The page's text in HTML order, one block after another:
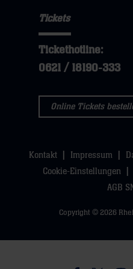
sie
dann
hier
öffnen,
dann
klicken
sie
Tickets
Tickethotline:
0621 / 18190-333
Online Tickets
Kontakt Impressum
Cookie-Einstellungen
AGB
Copyright © 2026